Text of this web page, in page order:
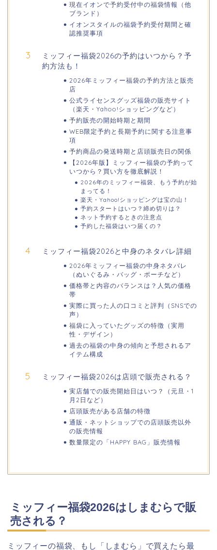
悠久山公園桜祭り2026の屋台や出店
は?ライトアップや駐車場情報も!
日立さくらまつり2026の屋台・出店ま
とめ!交通規制は何時から何時まで?
熊谷桜祭り(花見)2026の屋台(出店)の
時間はいつまで?ライトアップも!
福井桜祭り2026の屋台は何時まで(い
つまで)?交通規制や混雑は?
幸楽苑の餃子や麺はまずいの声は本
当?美味しくなった噂も調査!
上田城桜祭り2026屋台・出店まとめ!
明治大学卒業式2026のゲストの歴代や
名古屋城桜まつり(春まつり)2026の屋
台・出店は?混雑情報も!
ピーチや予想有名人は誰?
角館桜まつり2026の屋台(出店)やライ
現在イオンで予約受付中の福袋情報（他
ブランド）
イオンスタイルの福袋予約受付期間と確
認推奨事項
ミッフィー福袋2026の予約はいつから？予
約方法も！
2026年ミッフィー福袋の予約方法と販売
店
公式ライセンスグッズ福袋の販売サイト
（楽天・Yahoo!ショッピングなど）
予約販売の開始時期と期間
WEB限定予約と長期予約に関する注意事
項
予約商品の発送時期と店頭販売日の関係
【2026年版】ミッフィー福袋の予約って
いつから？買い方を徹底解説！
2026年のミッフィー福袋、もう予約が始
まってる！
楽天・Yahoo!ショッピングは宝の山！
予約スタートはいつ？締め切りは？
ネット予約するときの注意点
予約した福袋はいつ届くの？
ミッフィー福袋2026と中身のネタバレ詳細
2026年ミッフィー福袋の中身ネタバレ
（ぬいぐるみ・バッグ・ポーチなど）
価格帯と内容のバランスは？人気の価格
帯
実際に買った人の口コミと評判（SNSでの
声）
福袋に入っていたグッズの特徴（実用
性・デザイン）
過去の福袋の中身の傾向と予想されるア
イテム構成
ミッフィー福袋2026は店頭で販売される？
実店舗での販売開始日はいつ？（元旦・1
月2日など）
店頭販売がある店舗の特徴
通販・ネットショップでの店頭販売以外
の販売情報
数量限定の「HAPPY BAG」販売情報
ミッフィー福袋2026はしまむらで販
売される？
ミッフィーの福袋、もし「しまむら」で買えたら最